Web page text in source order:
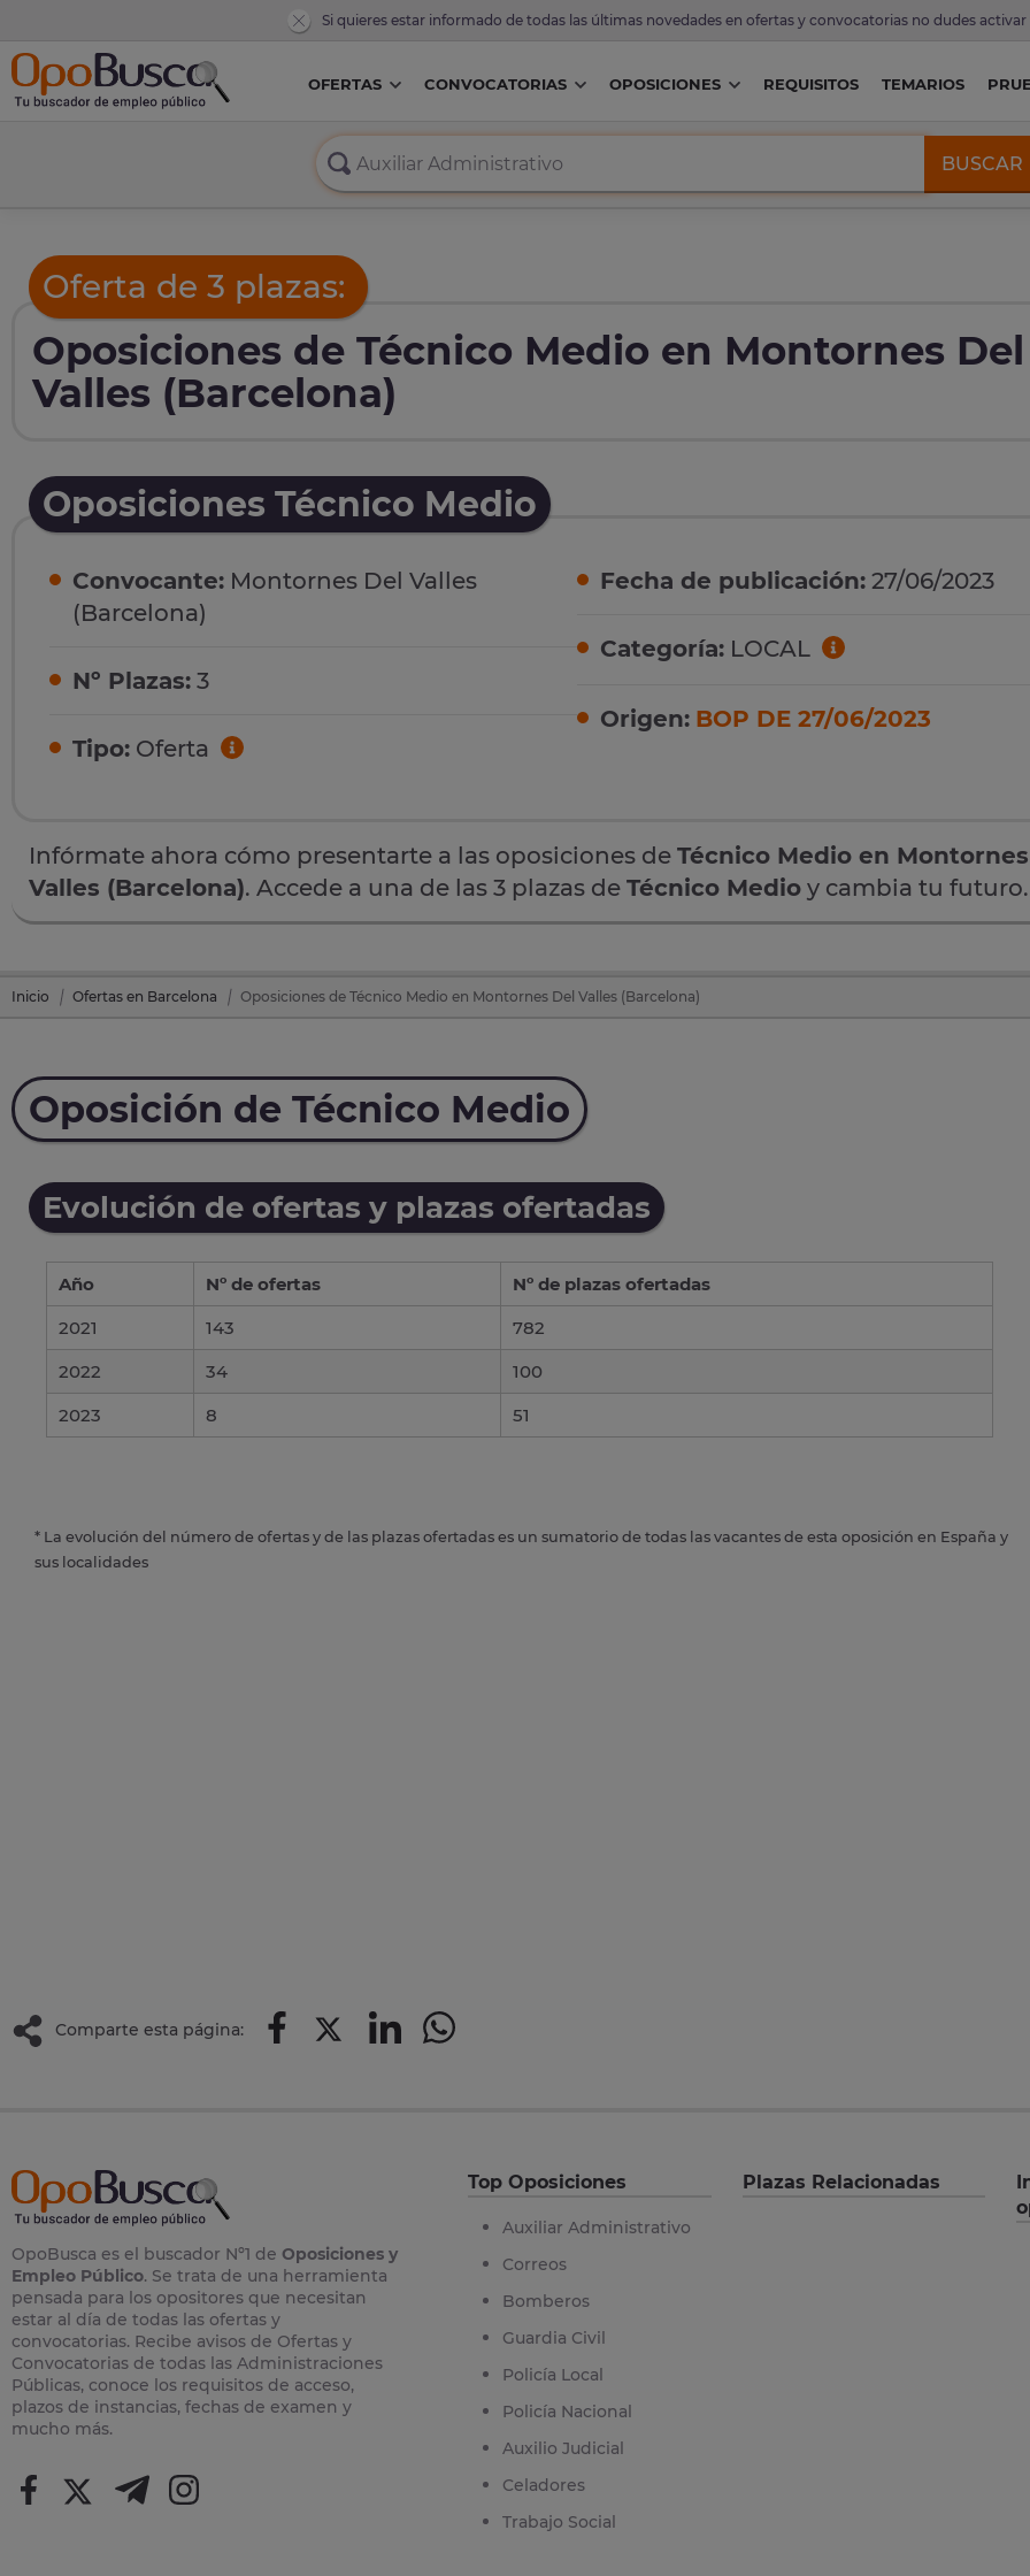
Si quieres estar informado de todas las últimas novedades en ofertas y convocatorias no dudes activar
OFERTAS CONVOCATORIAS OPOSICIONES REQUISITOS TEMARIOS
BUSCAR
Oferta de 3 plazas:
Oposiciones de Técnico Medio en Montornes Del
Valles (Barcelona)
Oposiciones Técnico Medio
Convocante: Montornes Del Valles
(Barcelona)
Nº Plazas: 3
Tipo: Oferta
Fecha de publicación: 27/06/2023
Categoría: LOCAL
Origen: BOP DE 27/06/2023
Infórmate ahora cómo presentarte a las oposiciones de Técnico Medio en
Valles (Barcelona). Accede a una de las 3 plazas de Técnico Medio y cambia tu futuro.
Inicio Ofertas en Barcelona Oposiciones de Técnico Medio en Montornes Del Valles (Barcelona)
Oposición de Técnico Medio
Evolución de ofertas y plazas ofertadas
Año Nº de ofertas
Nº de plazas ofertadas
2021
143
782
2022
34
100
2023
8 51
* La evolución del número de ofertas y de las plazas ofertadas es un sumatorio de todas las vacantes de esta oposición en España y
sus localidades
Comparte esta página:
OpoBusca es el buscador Nº1 de Oposiciones y
Empleo Público. Se trata de una herramienta
pensada para los opositores que necesitan
estar al día de todas las ofertas y
convocatorias. Recibe avisos de Ofertas y
Convocatorias de todas las Administraciones
Públicas, conoce los requisitos de acceso,
plazos de instancias, fechas de examen y
mucho más.
Top Oposiciones
Auxiliar Administrativo
Correos
Bomberos
Guardia Civil
Policía Local
Policía Nacional
Auxilio Judicial
Celadores
Trabajo Social
Plazas Relacionadas